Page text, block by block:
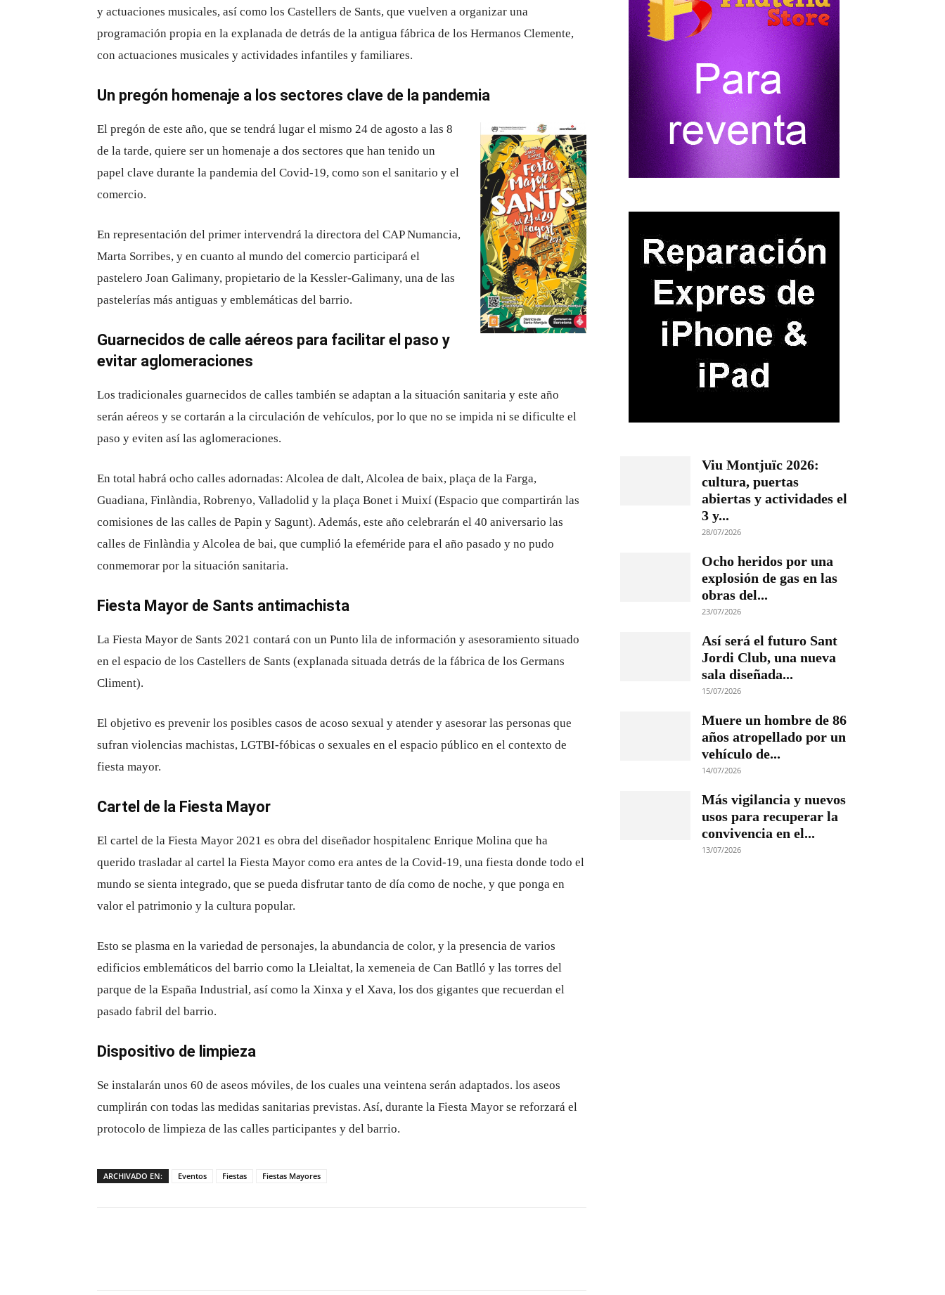
y actuaciones musicales, así como los Castellers de Sants, que vuelven a organizar una
programación propia en la explanada de detrás de la antigua fábrica de los Hermanos Clemente,
con actuaciones musicales y actividades infantiles y familiares.
Un pregón homenaje a los sectores clave de la pandemia
El pregón de este año, que se tendrá lugar el mismo 24 de agosto a las 8
de la tarde, quiere ser un homenaje a dos sectores que han tenido un
papel clave durante la pandemia del Covid-19, como son el sanitario y el
comercio.
En representación del primer intervendrá la directora del CAP Numancia,
Marta Sorribes, y en cuanto al mundo del comercio participará el
pastelero Joan Galimany, propietario de la Kessler-Galimany, una de las
pastelerías más antiguas y emblemáticas del barrio.
Guarnecidos de calle aéreos para facilitar el paso y
evitar aglomeraciones
Los tradicionales guarnecidos de calles también se adaptan a la situación sanitaria y este año
serán aéreos y se cortarán a la circulación de vehículos, por lo que no se impida ni se dificulte el
paso y eviten así las aglomeraciones.
En total habrá ocho calles adornadas: Alcolea de dalt, Alcolea de baix, plaça de la Farga,
Guadiana, Finlàndia, Robrenyo, Valladolid y la plaça Bonet i Muixí (Espacio que compartirán las
comisiones de las calles de Papin y Sagunt). Además, este año celebrarán el 40 aniversario las
calles de Finlàndia y Alcolea de bai, que cumplió la efeméride para el año pasado y no pudo
conmemorar por la situación sanitaria.
Fiesta Mayor de Sants antimachista
La Fiesta Mayor de Sants 2021 contará con un Punto lila de información y asesoramiento situado
en el espacio de los Castellers de Sants (explanada situada detrás de la fábrica de los Germans
Climent).
El objetivo es prevenir los posibles casos de acoso sexual y atender y asesorar las personas que
sufran violencias machistas, LGTBI-fóbicas o sexuales en el espacio público en el contexto de
fiesta mayor.
Cartel de la Fiesta Mayor
El cartel de la Fiesta Mayor 2021 es obra del diseñador hospitalenc Enrique Molina que ha
querido trasladar al cartel la Fiesta Mayor como era antes de la Covid-19, una fiesta donde todo el
mundo se sienta integrado, que se pueda disfrutar tanto de día como de noche, y que ponga en
valor el patrimonio y la cultura popular.
Esto se plasma en la variedad de personajes, la abundancia de color, y la presencia de varios
edificios emblemáticos del barrio como la Lleialtat, la xemeneia de Can Batlló y las torres del
parque de la España Industrial, así como la Xinxa y el Xava, los dos gigantes que recuerdan el
pasado fabril del barrio.
Dispositivo de limpieza
Se instalarán unos 60 de aseos móviles, de los cuales una veintena serán adaptados. los aseos
cumplirán con todas las medidas sanitarias previstas. Así, durante la Fiesta Mayor se reforzará el
protocolo de limpieza de las calles participantes y del barrio.
ARCHIVADO EN: Eventos Fiestas Fiestas Mayores
Viu Montjuïc 2026:
cultura, puertas
abiertas y actividades el
3 y...
28/07/2026
Ocho heridos por una
explosión de gas en las
obras del...
23/07/2026
Así será el futuro Sant
Jordi Club, una nueva
sala diseñada...
15/07/2026
Muere un hombre de 86
años atropellado por un
vehículo de...
14/07/2026
Más vigilancia y nuevos
usos para recuperar la
convivencia en el...
13/07/2026